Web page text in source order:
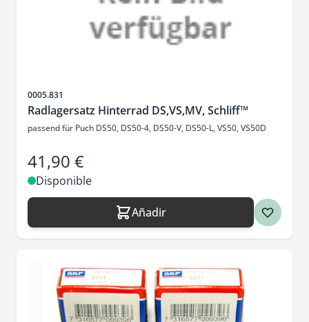
SKU
0005.831
Radlagersatz Hinterrad DS,VS,MV, Schliff™
passend für Puch DS50, DS50-4, DS50-V, DS50-L, VS50, VS50D
41,90 €
Disponible
Añadir